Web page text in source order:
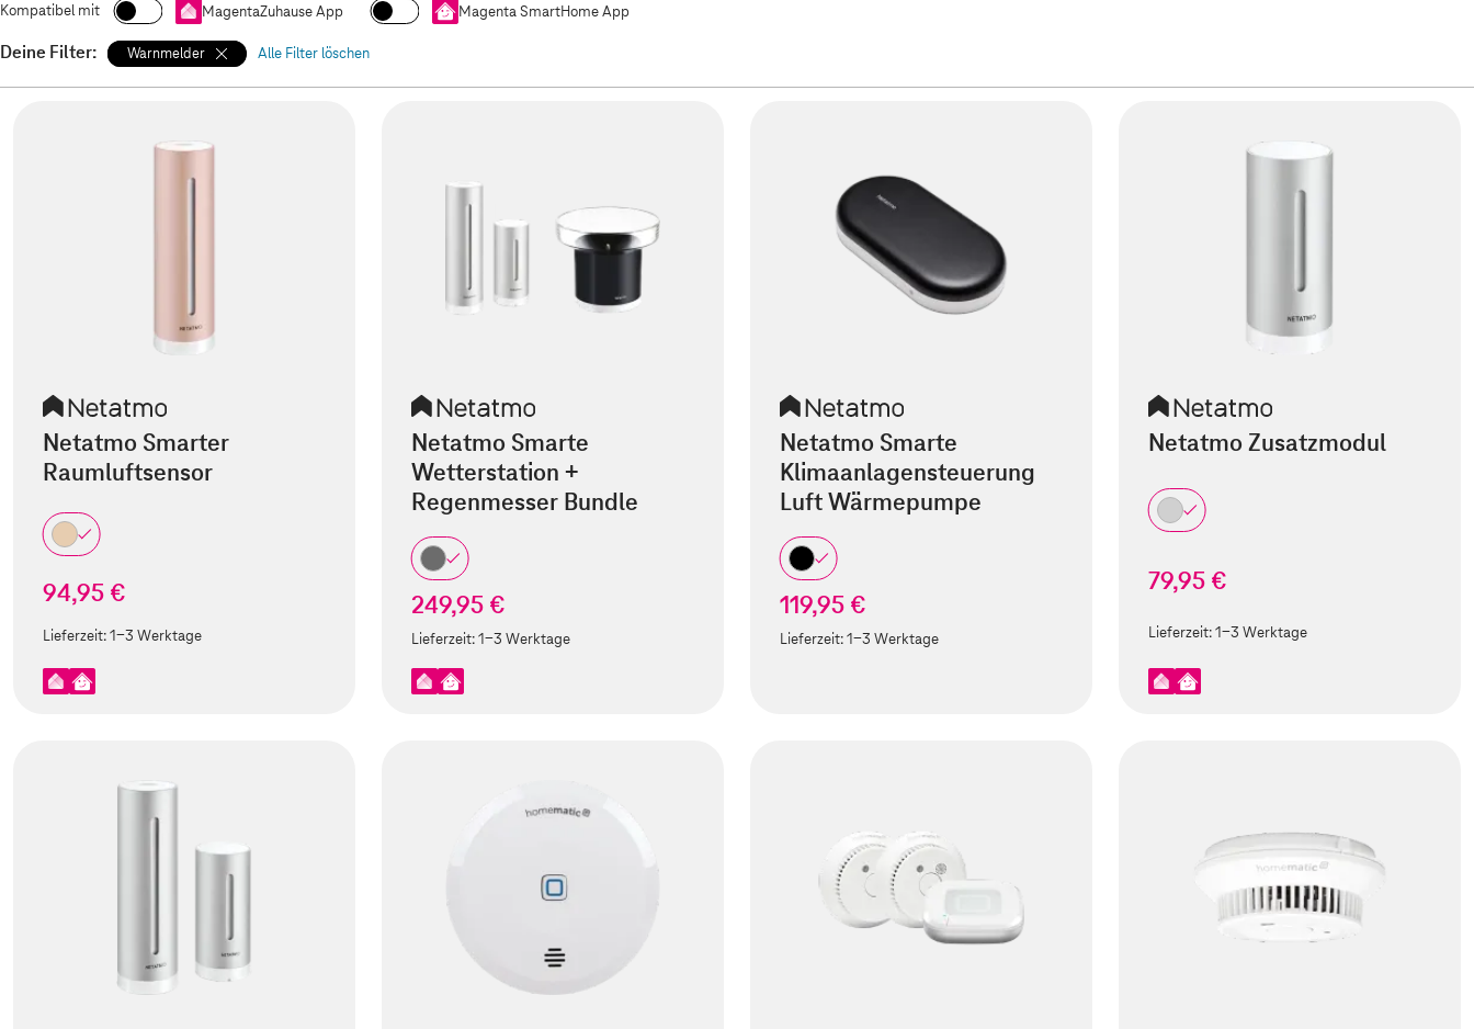
Kompatibel mit
MagentaZuhause App Magenta SmartHome App
Deine Filter: Warnmelder Alle Filter löschen
Netatmo Smarter
Raumluftsensor
94,95 €
Lieferzeit:1-3 Werktage
Netatmo Smarte
Wetterstation +
Regenmesser Bundle
249,95 €
Lieferzeit:1-3 Werktage
Netatmo Smarte
Klimaanlagensteuerung
Luft Wärmepumpe
119,95 €
Lieferzeit:1-3 Werktage
Netatmo Zusatzmodul
79,95 €
Lieferzeit:1-3 Werktage